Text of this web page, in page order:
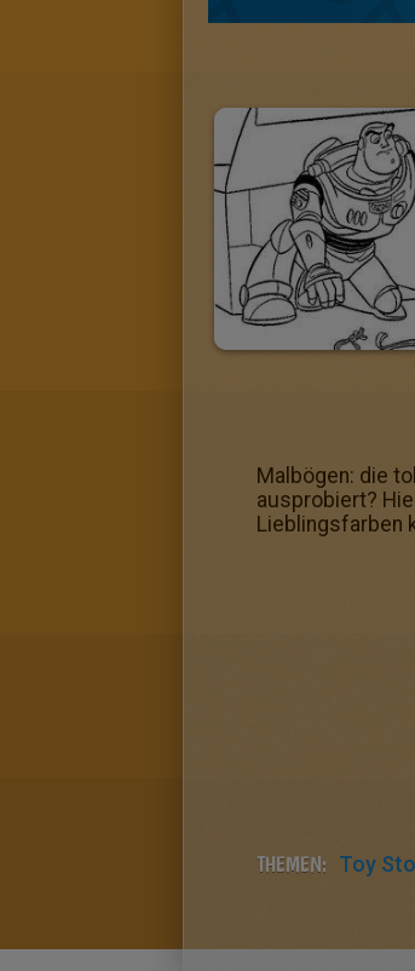
Malbögen: die
ausprobiert?
Lieblingsfarben
THEMEN: Toy